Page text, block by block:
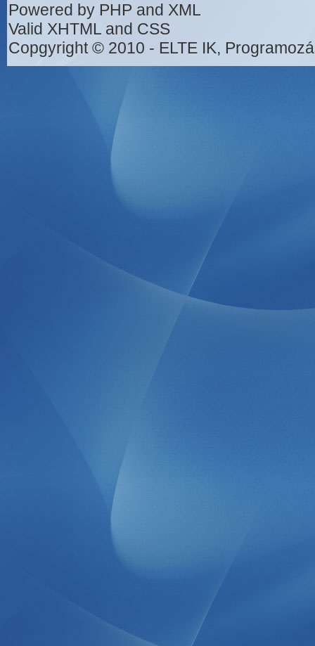
Powered by PHP and XML
Valid XHTML and CSS
Copgyright © 2010 - ELTE IK,